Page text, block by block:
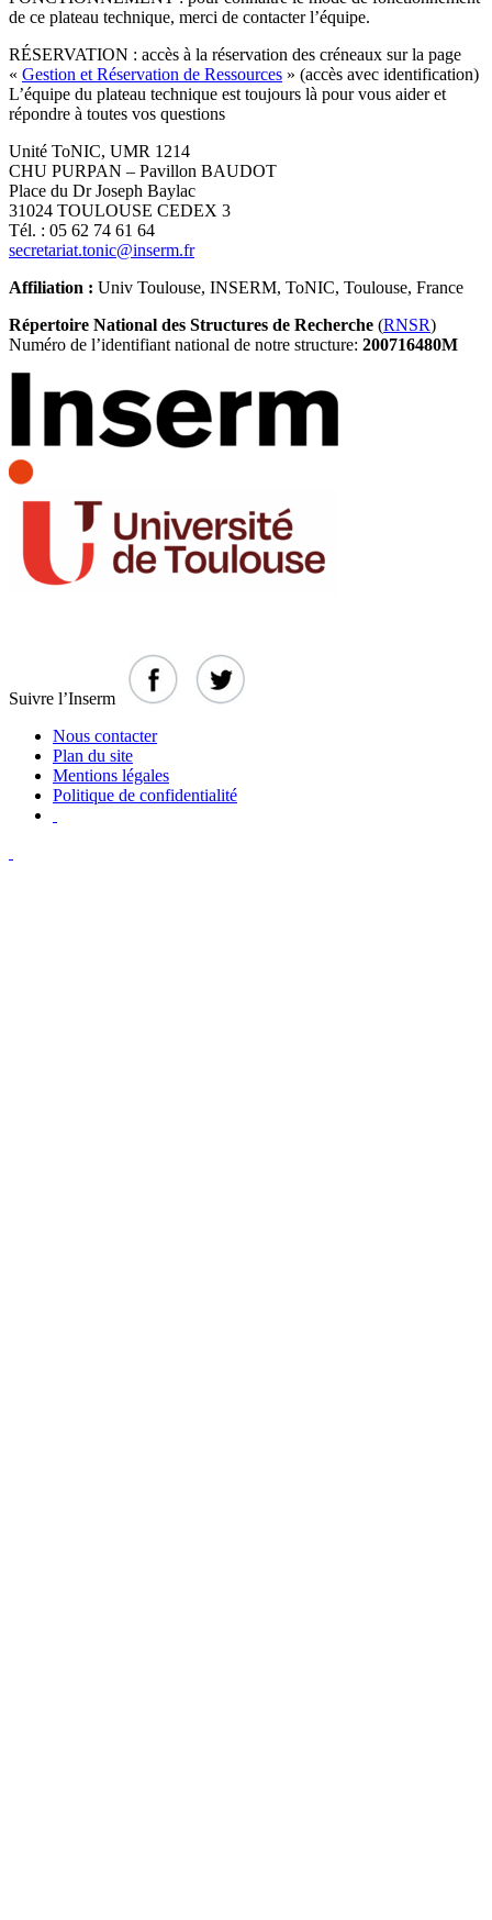
de ce plateau technique, merci de contacter l’équipe.
RÉSERVATION : accès à la réservation des créneaux sur la page
« Gestion et Réservation de Ressources » (accès avec identification)
L’équipe du plateau technique est toujours là pour vous aider et
répondre à toutes vos questions
Unité ToNIC, UMR 1214
CHU PURPAN – Pavillon BAUDOT
Place du Dr Joseph Baylac
31024 TOULOUSE CEDEX 3
Tél. : 05 62 74 61 64
secretariat.tonic@inserm.fr
Affiliation : Univ Toulouse, INSERM, ToNIC, Toulouse, France
Répertoire National des Structures de Recherche (RNSR)
Numéro de l’identifiant national de notre structure: 200716480M
Suivre l’Inserm
Nous contacter
Plan du site
Mentions légales
Politique de confidentialité